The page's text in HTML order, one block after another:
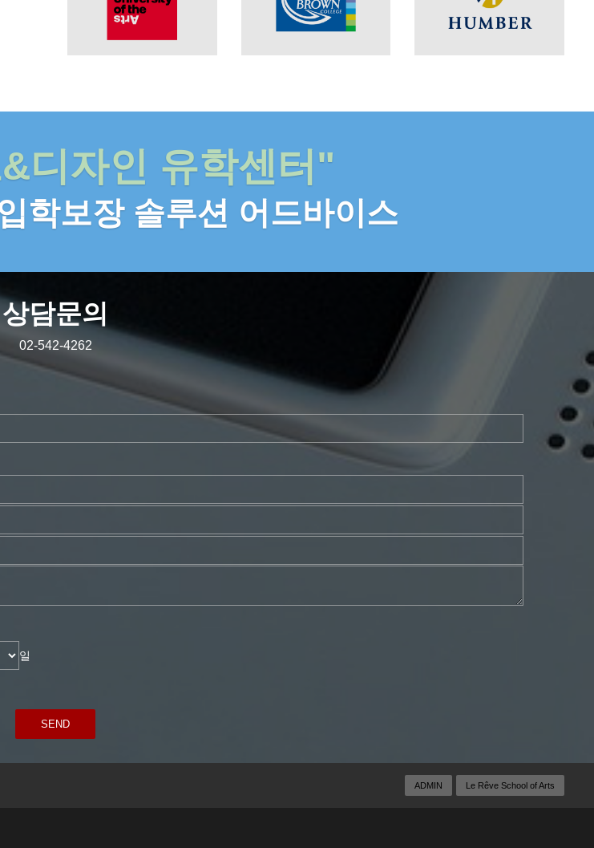
디자인 유학센터"
학보장 솔루션 어드바이스
상담문의
02-542-4262
일
SEND
ADMIN Le Rêve School of Arts